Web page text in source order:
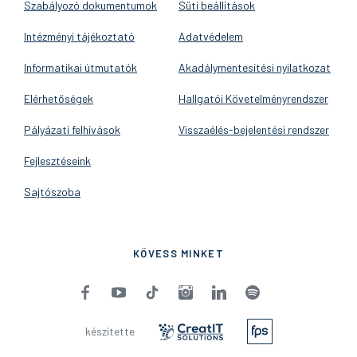
Szabályozó dokumentumok
Intézményi tájékoztató
Informatikai útmutatók
Elérhetőségek
Pályázati felhívások
Fejlesztéseink
Sajtószoba
Süti beállítások
Adatvédelem
Akadálymentesítési nyilatkozat
Hallgatói Követelményrendszer
Visszaélés-bejelentési rendszer
KÖVESS MINKET
készítette